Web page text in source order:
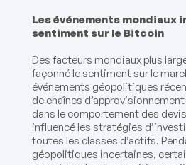
Les événements mondiaux
sentiment sur le Bitcoin
Des facteurs mondiaux plus
façonné le sentiment sur le
événements géopolitiques
de chaînes
dans le comportement des
influencé les stratégies
toutes les classes d’actifs.
géopolitiques incertaines,